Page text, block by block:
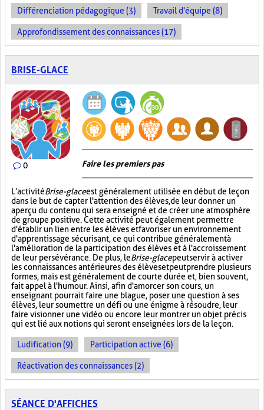
Différenciation pédagogique (3) Travail d'équipe (8)
Approfondissement des connaissances (17)
BRISE-GLACE
0 Faire les premiers pas
L'activitéBrise-glaceest généralement utilisée en début de leçon
dans le but de capter l'attention des élèves, de leur donner un
aperçu du contenu qui sera enseigné et de créer une atmosphère
de groupe positive. Cette activité peut également permettre
d'établir un lien entre les élèves et favoriser un environnement
d'apprentissage sécurisant, ce qui contribue généralement à
l'amélioration de la participation des élèves et à l'accroissement
de leur persévérance. De plus, leBrise-glacepeut servir à activer
les connaissances antérieures des élèves et peut prendre plusieurs
formes, mais est généralement de courte durée et, bien souvent,
fait appel à l'humour. Ainsi, afin d'amorcer son cours, un
enseignant pourrait faire une blague, poser une question à ses
élèves, leur soumettre un défi ou une énigme à résoudre, leur
faire visionner une vidéo ou encore leur montrer un objet précis
qui est lié aux notions qui seront enseignées lors de la leçon.
Ludification (9) Participation active (6)
Réactivation des connaissances (2)
SÉANCE D'AFFICHES